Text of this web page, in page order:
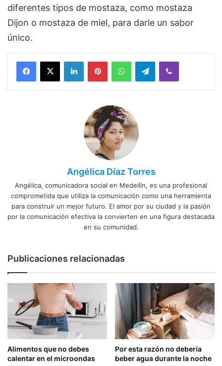
diferentes tipos de mostaza, como mostaza
Dijon o mostaza de miel, para darle un sabor
único.
Facebook
X LinkedInPinterestWhatsAppTelegramViber
Angélica Díaz Torres
Angélica, comunicadora social en Medellín, es una profesional
comprometida que utiliza la comunicación como una herramienta
para construir un mejor futuro. El amor por su ciudad y la pasión
por la comunicación efectiva la convierten en una figura destacada
en su comunidad.
Publicaciones relacionadas
Alimentos que no debes
calentar en el microondas
Por esta razón no debería
beber agua durante la noche